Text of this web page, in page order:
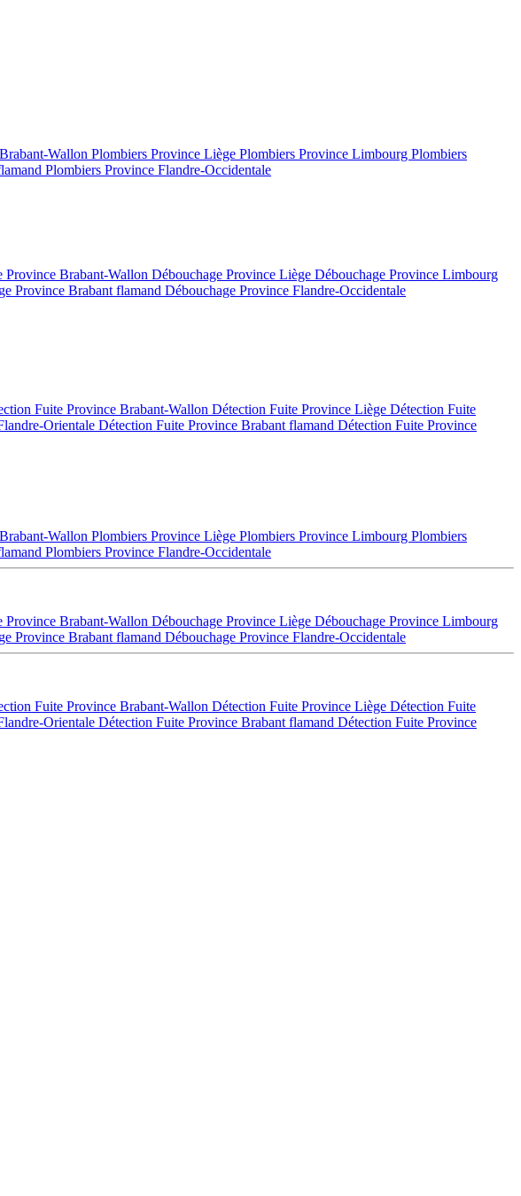
Wallon Plombiers Province Liège Plombiers Province Limbourg Plombiers
Plombiers Province Flandre-Occidentale
Province Brabant-Wallon Débouchage Province Liège Débouchage Province Limbourg
Province Brabant flamand Débouchage Province Flandre-Occidentale
Fuite Province Brabant-Wallon Détection Fuite Province Liège Détection Fuite
Orientale Détection Fuite Province Brabant flamand Détection Fuite Province
Wallon Plombiers Province Liège Plombiers Province Limbourg Plombiers
Plombiers Province Flandre-Occidentale
Province Brabant-Wallon Débouchage Province Liège Débouchage Province Limbourg
Province Brabant flamand Débouchage Province Flandre-Occidentale
Fuite Province Brabant-Wallon Détection Fuite Province Liège Détection Fuite
Orientale Détection Fuite Province Brabant flamand Détection Fuite Province